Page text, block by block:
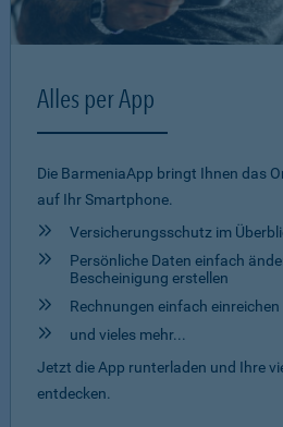
Alles per App
Die BarmeniaApp bringt Ihnen das
auf Ihr Smartphone.
Versicherungsschutz im
Persönliche Daten einfach
Bescheinigung erstellen
Rechnungen einfach einreichen
und vieles mehr...
Jetzt die App runterladen und Ihre
entdecken.